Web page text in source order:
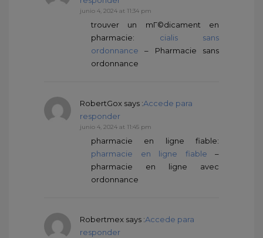
junio 4, 2024 at 11:34 pm
trouver un mГ©dicament en
pharmacie: cialis sans
ordonnance – Pharmacie sans
ordonnance
RobertGox says :Accede para
responder
junio 4, 2024 at 11:45 pm
pharmacie en ligne fiable:
pharmacie en ligne fiable –
pharmacie en ligne avec
ordonnance
Robertmex says :Accede para
responder